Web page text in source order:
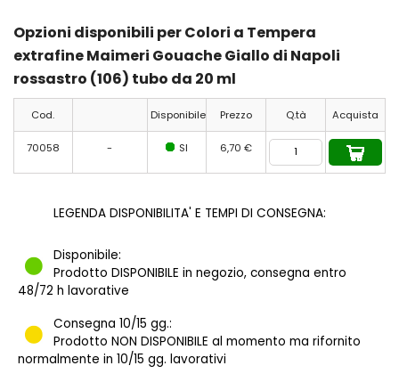
Opzioni disponibili per Colori a Tempera
extrafine Maimeri Gouache Giallo di Napoli
rossastro (106) tubo da 20 ml
Cod. Disponibile Prezzo Q.tà Acquista
70058 - SI 6,70 €
LEGENDA DISPONIBILITA' E TEMPI DI CONSEGNA:
Disponibile:
Prodotto DISPONIBILE in negozio, consegna entro
48/72 h lavorative
Consegna 10/15 gg.:
Prodotto NON DISPONIBILE al momento ma rifornito
normalmente in 10/15 gg. lavorativi